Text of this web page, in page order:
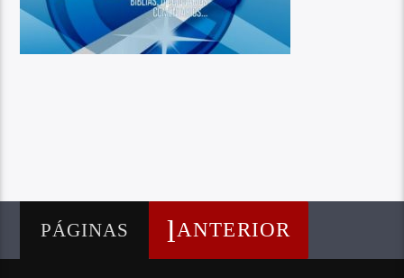
PÁGINAS ANTERIOR